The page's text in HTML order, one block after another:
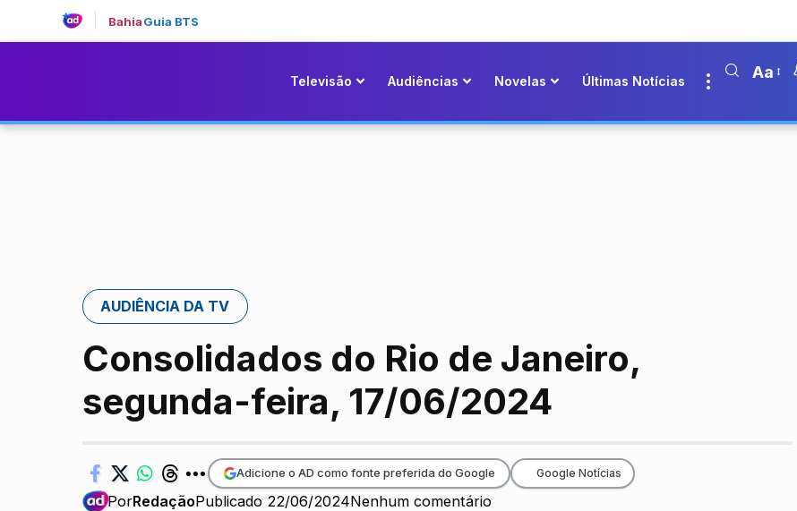
BahiaGuia BTS
Televisão Audiências Novelas Últimas Notícias Aa
AUDIÊNCIA DA TV
Consolidados do Rio de Janeiro,
segunda-feira, 17/06/2024
PorRedaçãoPublicado 22/06/2024Nenhum comentário
Adicione o AD como fonte preferida do Google Google Notícias